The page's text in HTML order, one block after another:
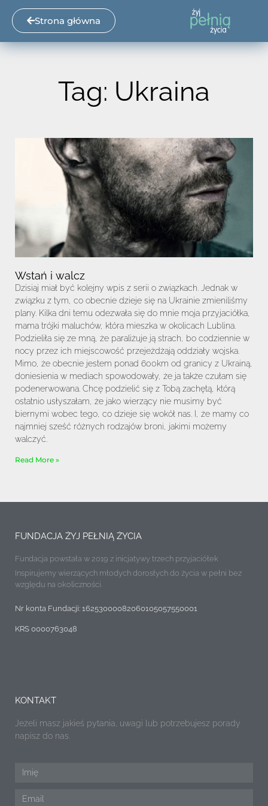
Strona główna
Tag: Ukraina
Wstań i walcz
Dzisiaj miał być kolejny wpis z serii o związkach. Jednak w
związku z tym, co obecnie dzieje się na Ukrainie zmieniliśmy
plany. Kilka dni temu odezwała się do mnie moja przyjaciółka,
mama trójki maluchów, która mieszka w okolicach Lublina.
Podzieliła się ze mną, że paraliżuje ją strach, bo codziennie w
nocy przez ich miejscowość przejeżdżają oddziały wojska.
Mimo, że obecnie jestem ponad 600km od granicy z Ukrainą,
doniesienia w mediach spowodowały, że ja także czułam się
podenerwowana. Chcę podzielić się z Tobą zachętą, którą
ostatnio usłyszałam, że jako wierzący nie musimy być
biernymi wobec tego, co dzieje się wokół nas. I, że mamy co
najmniej sześć różnych rodzajów broni, jakimi możemy
walczyć.
Read More »
FUNDACJA ŻYJ PEŁNIĄ ŻYCIA
Fundacja powstała w 2019 z inicjatywy trzech przyjaciółek
Inspirujemy wierzących młodych dorosłych do życia w pełni bez
względu na okoliczności.
Nr konta Fundacji: 16253000082060105057550001
KRS 0000763048
KONTAKT
Jeżeli masz jakieś pytania, uwagi lub potrzebujesz porady
napisz do nas.